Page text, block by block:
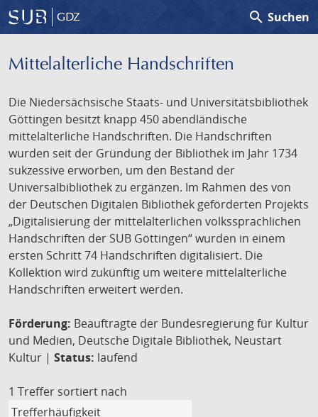
GDZ search Suchen
Mittelalterliche Handschriften
Die Niedersächsische Staats- und Universitätsbibliothek
Göttingen besitzt knapp 450 abendländische
mittelalterliche Handschriften. Die Handschriften
wurden seit der Gründung der Bibliothek im Jahr 1734
sukzessive erworben, um den Bestand der
Universalbibliothek zu ergänzen. Im Rahmen des von
der Deutschen Digitalen Bibliothek geförderten Projekts
„Digitalisierung der mittelalterlichen volkssprachlichen
Handschriften der SUB Göttingen“ wurden in einem
ersten Schritt 74 Handschriften digitalisiert. Die
Kollektion wird zukünftig um weitere mittelalterliche
Handschriften erweitert werden.
Förderung: Beauftragte der Bundesregierung für Kultur
und Medien, Deutsche Digitale Bibliothek, Neustart
Kultur | Status: laufend
1 Treffer sortiert nach